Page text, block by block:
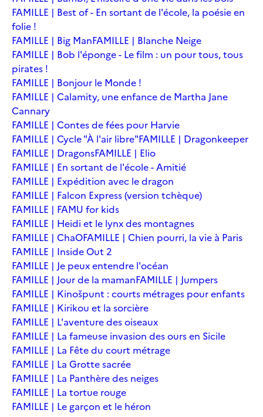
FAMILLE | Best of - En sortant de l'école, la poésie en
folie !
FAMILLE | Big ManFAMILLE | Blanche Neige
FAMILLE | Bob l'éponge - Le film : un pour tous, tous
pirates !
FAMILLE | Bonjour le Monde !
FAMILLE | Calamity, une enfance de Martha Jane
Cannary
FAMILLE | Contes de fées pour Harvie
FAMILLE | Cycle "À l'air libre"FAMILLE | Dragonkeeper
FAMILLE | DragonsFAMILLE | Elio
FAMILLE | En sortant de l'école - Amitié
FAMILLE | Expédition avec le dragon
FAMILLE | Falcon Express (version tchèque)
FAMILLE | FAMU for kids
FAMILLE | Heidi et le lynx des montagnes
FAMILLE | ChaOFAMILLE | Chien pourri, la vie à Paris
FAMILLE | Inside Out 2
FAMILLE | Je peux entendre l'océan
FAMILLE | Jour de la mamanFAMILLE | Jumpers
FAMILLE | Kinošpunt : courts métrages pour enfants
FAMILLE | Kirikou et la sorcière
FAMILLE | L'aventure des oiseaux
FAMILLE | La fameuse invasion des ours en Sicile
FAMILLE | La Fête du court métrage
FAMILLE | La Grotte sacrée
FAMILLE | La Panthère des neiges
FAMILLE | La tortue rouge
FAMILLE | Le garçon et le héron